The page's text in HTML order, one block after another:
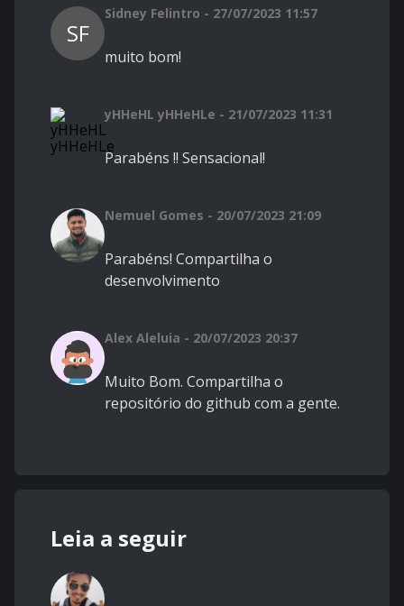
SF
Sidney Felintro - 27/07/2023 11:57
muito bom!
yHHeHL yHHeHLe - 21/07/2023 11:31
Parabéns !! Sensacional!
Nemuel Gomes - 20/07/2023 21:09
Parabéns! Compartilha o
desenvolvimento
Alex Aleluia - 20/07/2023 20:37
Muito Bom. Compartilha o
repositório do github com a gente.
Leia a seguir